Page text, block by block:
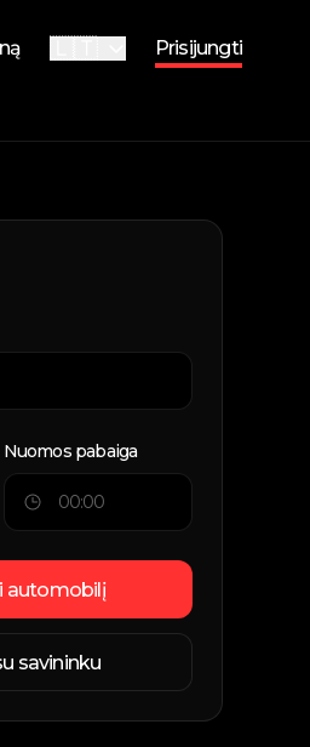
Prisijungti
Nuomos pabaiga
automobilį
savininku